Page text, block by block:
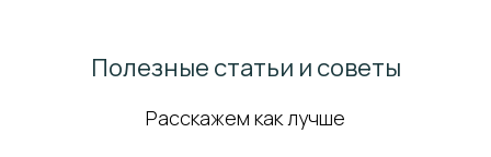
Полезные статьи и советы
Расскажем как лучше